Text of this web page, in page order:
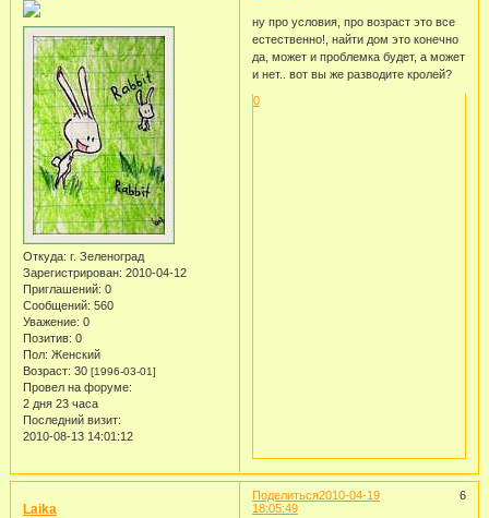
Откуда: г. Зеленоград
Зарегистрирован: 2010-04-12
Приглашений: 0
Сообщений: 560
Уважение: 0
Позитив: 0
Пол: Женский
Возраст: 30 [1996-03-01]
Провел на форуме:
2 дня 23 часа
Последний визит:
2010-08-13 14:01:12
ну про условия, про возраст это все
естественно!, найти дом это конечно
да, может и проблемка будет, а может
и нет.. вот вы же разводите кролей?
0
Поделиться 6
2010-04-19
18:05:49
Laika